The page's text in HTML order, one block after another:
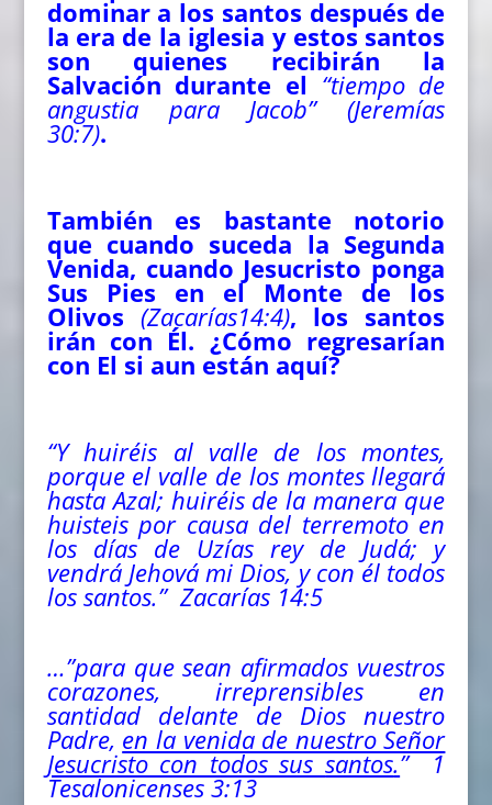
dominar a los santos después de
la era de la iglesia y estos santos
son quienes recibirán la
Salvación durante el “tiempo de
angustia para Jacob” (Jeremías
30:7).
También es bastante notorio
que cuando suceda la Segunda
Venida, cuando Jesucristo ponga
Sus Pies en el Monte de los
Olivos (Zacarías14:4), los santos
irán con Él. ¿Cómo regresarían
con El si aun están aquí?
“Y huiréis al valle de los montes,
porque el valle de los montes llegará
hasta Azal; huiréis de la manera que
huisteis por causa del terremoto en
los días de Uzías rey de Judá; y
vendrá Jehová mi Dios, y con él todos
los santos.” Zacarías 14:5
…”para que sean afirmados vuestros
corazones, irreprensibles en
santidad delante de Dios nuestro
Padre, en la venida de nuestro Señor
Jesucristo con todos sussantos.”1
Tesalonicenses 3:13